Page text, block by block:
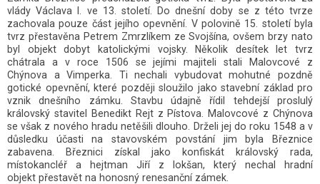
vlády Václava I. ve 13. století. Do dnešní doby se z této tvrze
zachovala pouze část jejího opevnění. V polovině 15. století byla
tvrz přestavěna Petrem Zmrzlíkem ze Svojšína, ovšem brzy nato
byl objekt dobyt katolickými vojsky. Několik desítek let tvrz
chátrala a v roce 1506 se jejími majiteli stali Malovcové z
Chýnova a Vimperka. Ti nechali vybudovat mohutné pozdně
gotické opevnění, které později sloužilo jako stavební základ pro
vznik dnešního zámku. Stavbu údajně řídil tehdejší proslulý
královský stavitel Benedikt Rejt z Pístova. Malovcové z Chýnova
se však z nového hradu netěšili dlouho. Drželi jej do roku 1548 a v
důsledku účasti na stavovském povstání jim byla Březnice
zabavena. Březnici získal jako konfiskát královský rada,
místokancléř a hejtman Jiří z lokšan, který nechal hradní
objekt přestavět na honosný renesanční zámek.